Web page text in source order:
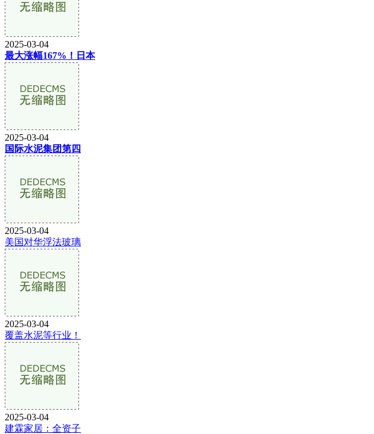
2025-03-04
最大涨幅167%！日本
2025-03-04
国际水泥集团第四
2025-03-04
美国对华浮法玻璃
2025-03-04
覆盖水泥等行业！
2025-03-04
建霖家居：全资子